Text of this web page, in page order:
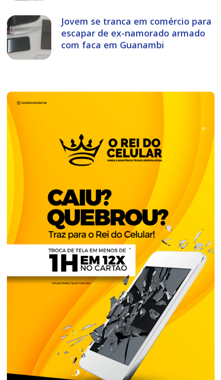
Jovem se tranca em comércio para
escapar de ex-namorado armado
com faca em Guanambi